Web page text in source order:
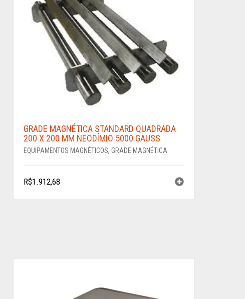
GRADE MAGNÉTICA STANDARD QUADRADA
200 X 200 MM NEODÍMIO 5000 GAUSS
EQUIPAMENTOS MAGNÉTICOS, GRADE MAGNÉTICA
R$1.912,68